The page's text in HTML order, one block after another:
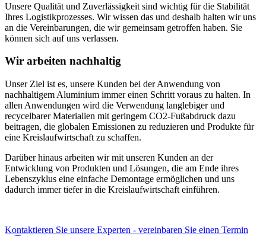
Unsere Qualität und Zuverlässigkeit sind wichtig für die Stabilität
Ihres Logistikprozesses. Wir wissen das und deshalb halten wir uns
an die Vereinbarungen, die wir gemeinsam getroffen haben. Sie
können sich auf uns verlassen.
Wir arbeiten nachhaltig
Unser Ziel ist es, unsere Kunden bei der Anwendung von
nachhaltigem Aluminium immer einen Schritt voraus zu halten. In
allen Anwendungen wird die Verwendung langlebiger und
recycelbarer Materialien mit geringem CO2-Fußabdruck dazu
beitragen, die globalen Emissionen zu reduzieren und Produkte für
eine Kreislaufwirtschaft zu schaffen.
Darüber hinaus arbeiten wir mit unseren Kunden an der
Entwicklung von Produkten und Lösungen, die am Ende ihres
Lebenszyklus eine einfache Demontage ermöglichen und uns
dadurch immer tiefer in die Kreislaufwirtschaft einführen.
Kontaktieren Sie unsere Experten - vereinbaren Sie einen Termin